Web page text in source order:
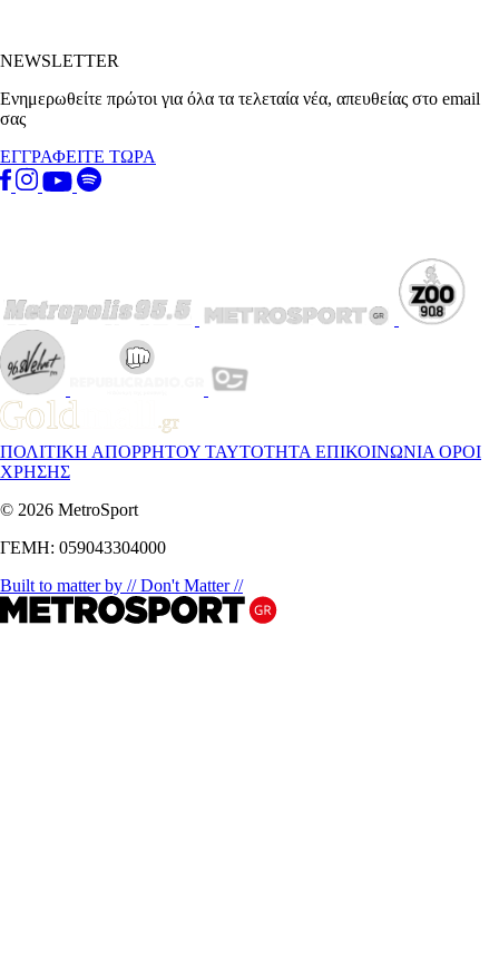
NEWSLETTER
Ενημερωθείτε πρώτοι για όλα τα τελεταία νέα, απευθείας στο email
σας
ΕΓΓΡΑΦΕΙΤΕ ΤΩΡΑ
ΠΟΛΙΤΙΚΗ ΑΠΟΡΡΗΤΟΥ ΤΑΥΤΟΤΗΤΑ ΕΠΙΚΟΙΝΩΝΙΑ ΟΡΟΙ
ΧΡΗΣΗΣ
© 2026 MetroSport
ΓΕΜΗ: 059043304000
Built to matter by // Don't Matter //